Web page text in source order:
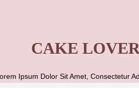
CAKE
Ipsum Dolor Sit Amet, Consectetur